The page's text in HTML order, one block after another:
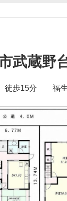
武蔵野
徒歩15分 福生